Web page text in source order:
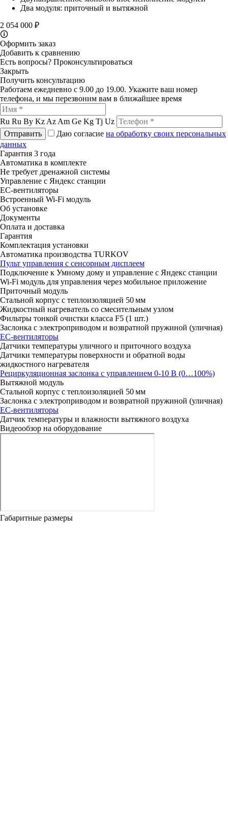
Два модуля: приточный и вытяжной
2 054 000 ₽
🛈
Оформить заказ
Добавить к сравнению
Есть вопросы? Проконсультироваться
Закрыть
Получить консультацию
Работаем ежедневно с 9.00 до 19.00. Укажите ваш номер
телефона, и мы перезвоним вам в ближайшее время
Ru Ru By Kz Az Am Ge Kg Tj Uz
Отправить
Даю согласие на обработку своих персональных
данных
Гарантия 3 года
Автоматика в комплекте
Не требует дренажной системы
Управление с Яндекс станции
ЕС-вентиляторы
Встроенный Wi-Fi модуль
Об установке
Документы
Оплата и доставка
Гарантия
Комплектация установки
Автоматика производства TURKOV
Пульт управления с сенсорным дисплеем
Подключение к Умному дому и управление с Яндекс станции
Wi-Fi модуль для управления через мобильное приложение
Приточный модуль
Стальной корпус с теплоизоляцией 50 мм
Жидкостный нагреватель со смесительным узлом
Фильтры тонкой очистки класса F5 (1 шт.)
Заслонка с электроприводом и возвратной пружиной (уличная)
ЕС-вентиляторы
Датчики температуры уличного и приточного воздуха
Датчики температуры поверхности и обратной воды
жидкостного нагревателя
Рециркуляционная заслонка с управлением 0-10 В (0…100%)
Вытяжной модуль
Стальной корпус с теплоизоляцией 50 мм
Заслонка с электроприводом и возвратной пружиной (уличная)
ЕС-вентиляторы
Датчик температуры и влажности вытяжного воздуха
Видеообзор на оборудование
Габаритные размеры